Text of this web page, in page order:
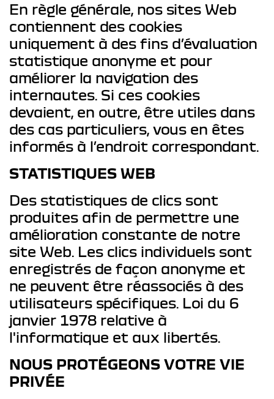
En règle générale, nos sites Web
contiennent des cookies
uniquement à des fins d’évaluation
statistique anonyme et pour
améliorer la navigation des
internautes. Si ces cookies
devaient, en outre, être utiles dans
des cas particuliers, vous en êtes
informés à l’endroit correspondant.
STATISTIQUES WEB
Des statistiques de clics sont
produites afin de permettre une
amélioration constante de notre
site Web. Les clics individuels sont
enregistrés de façon anonyme et
ne peuvent être réassociés à des
utilisateurs spécifiques. Loi du 6
janvier 1978 relative à
l'informatique et aux libertés.
NOUS PROTÉGEONS VOTRE VIE
PRIVÉE